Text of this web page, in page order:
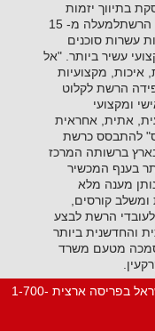
נוסדה בשנת 1995 ועוסקת בתיווך יזמות
ושיווק נדל"ן על סוגיו השונים. כיום מונה הרשתלמעלה מ- 15
עשרות סוכנים
עשיר ביותר. "אל
איכות, מקצועיות
הרשת לקלוט
ומקצועי
אתית, אחראית
להתבסס כרשת
בארץ ברשותה המרכז
בענף המכשיר
מענה מלא
ומשלב קורסים,
הרשת לבצע
והחדשנית ביותר
מטעם משרד
"אל הנכס" - רשת משרדי נדלן המקצועית בישראל בפריסה ארצית 1-700-